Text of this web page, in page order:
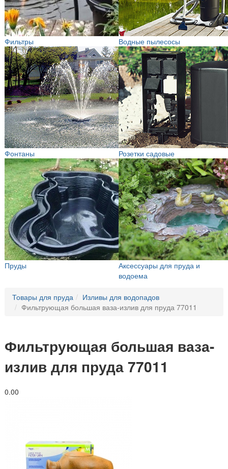
Фильтры Водные пылесосы
Фонтаны Розетки садовые
Пруды
Аксессуары для пруда и
водоема
Товары для пруда
Изливы для водопадов
Фильтрующая большая ваза-излив для пруда 77011
Фильтрующая большая ваза-
излив для пруда 77011
0.00